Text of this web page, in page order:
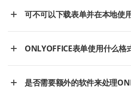
可不可以下载表单并在本地使
ONLYOFFICE表单使用什么格
是否需要额外的软件来处理